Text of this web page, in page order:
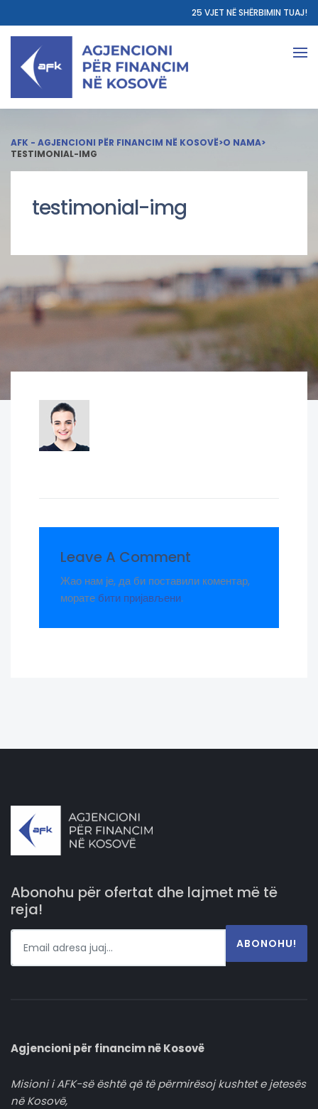
25 VJET NË SHËRBIMIN TUAJ!
AFK - AGJENCIONI PËR FINANCIM NË KOSOVË>O NAMA>
TESTIMONIAL-IMG
testimonial-img
Leave A Comment
Жао нам је, да би поставили коментар,
морате бити пријављени.
Abonohu për ofertat dhe lajmet më të
reja!
ABONOHU!
Agjencioni për financim në Kosovë
Misioni i AFK-së është që të përmirësoj kushtet e jetesës
në Kosovë,